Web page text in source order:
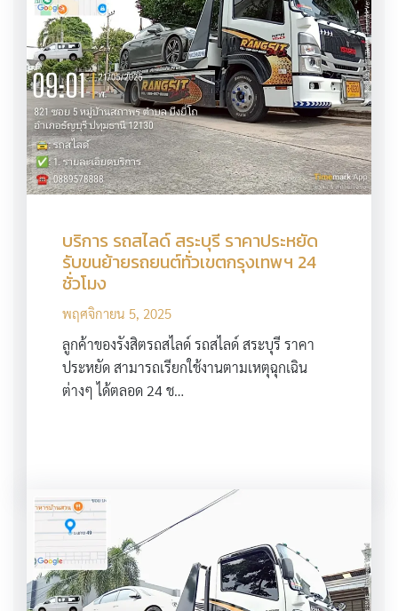
บริการ รถสไลด์ สระบุรี ราคาประหยัด
รับขนย้ายรถยนต์ทั่วเขตกรุงเทพฯ 24
ชั่วโมง
พฤศจิกายน 5, 2025
ลูกค้าของรังสิตรถสไลด์ รถสไลด์ สระบุรี ราคา
ประหยัด สามารถเรียกใช้งานตามเหตุฉุกเฉิน
ต่างๆ ได้ตลอด 24 ช…